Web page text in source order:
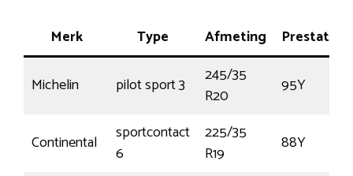
Merk Type Afmeting Prestatie
Michelin pilot sport 3
245/35
R20
95Y
Continental
sportcontact
6
225/35
R19
88Y